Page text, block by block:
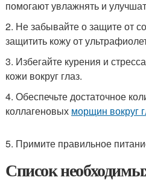
помогают увлажнять и
2. Не забывайте о защите от
защитить кожу от
3. Избегайте курения и
кожи вокруг глаз.
4. Обеспечьте достаточное
коллагеновых морщин вокруг
5. Примите правильное
Список